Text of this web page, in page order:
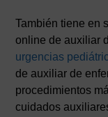
También tiene en
online de auxiliar
urgencias
de auxiliar de
procedimientos
cuidados